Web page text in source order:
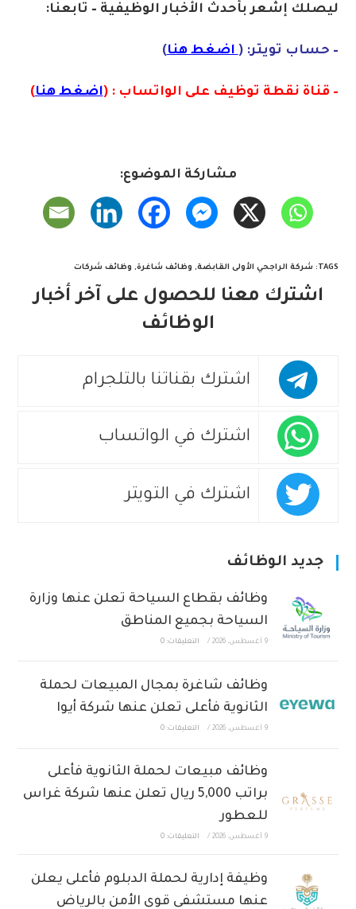
ليصلك إشعربأحدث الأخبار الوظيفية – تابعنا:
– حساب تويتر: ( اضغط هنا)
– قناة نقطة توظيف على الواتساب : (اضغط هنا)
مشاركة الموضوع:
TAGS
: شركة الراجحي الأولى القابضة, وظائف شاغرة, وظائف شركات
اشترك معنا للحصول على آخر أخبار
الوظائف
اشترك بقناتنا بالتلجرام
اشترك في الواتساب
اشترك في التويتر
جديد الوظائف
وظائف بقطاع السياحة تعلن عنها وزارة
السياحة بجميع المناطق
9 أغسطس، 2026 / التعليقات: 0
وظائف شاغرة بمجال المبيعات لحملة
الثانوية فأعلى تعلن عنها شركة أيوا
9 أغسطس، 2026 / التعليقات: 0
وظائف مبيعات لحملة الثانوية فأعلى
براتب 5,000 ريال تعلن عنها شركة غراس
للعطور
9 أغسطس، 2026 / التعليقات: 0
وظيفة إدارية لحملة الدبلوم فأعلى يعلن
عنها مستشفى قوى الأمن بالرياض